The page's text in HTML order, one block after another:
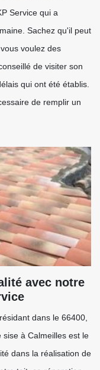
Service qui a
Sachez qu'il peut
voulez des
de visiter son
qui ont été établis.
de remplir un
avec notre
dans le 66400,
à Calmeilles est le
dans la réalisation de